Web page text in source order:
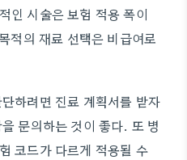
인 시술은 보험 적용 폭이
적의 재료 선택은 비급여로
하려면 진료 계획서를 받자
문의하는 것이 좋다. 또 병
코드가 다르게 적용될 수